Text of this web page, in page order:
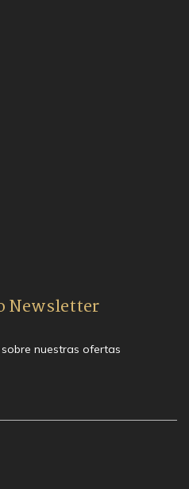
Newsletter
nuestras ofertas